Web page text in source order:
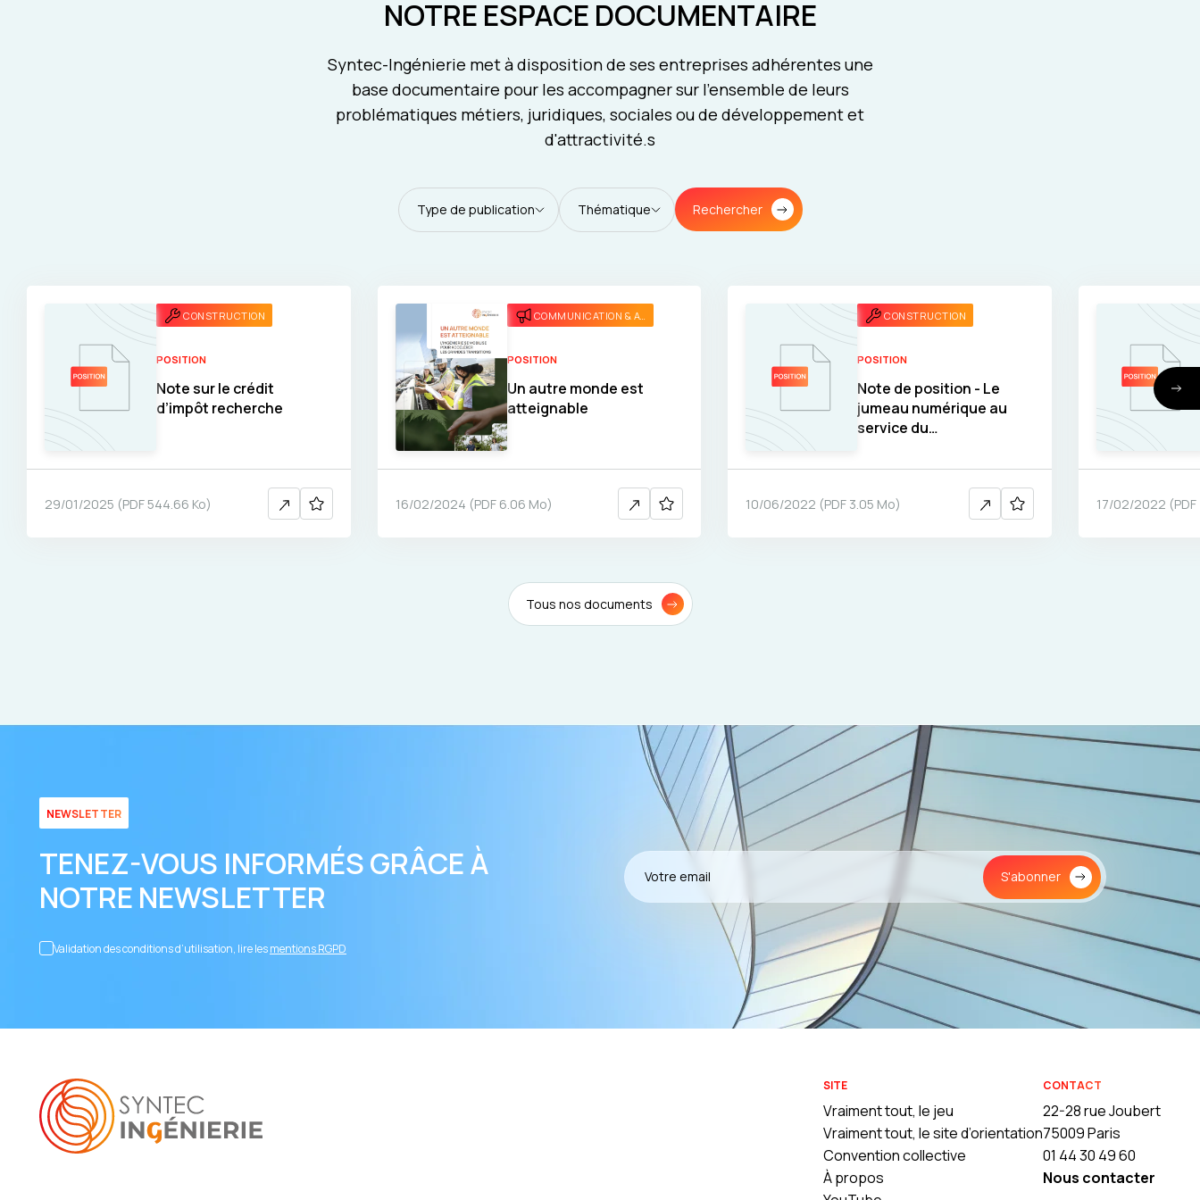
NOTRE ESPACE DOCUMENTAIRE
Syntec-Ingénierie met à disposition de ses entreprises adhérentes une
base documentaire pour les accompagner sur l'ensemble de leurs
problématiques métiers, juridiques, sociales ou de développement et
d'attractivité.s
Type de publication Thématique Rechercher
CONSTRUCTION
POSITION
Note sur le crédit
d’impôt recherche
29/01/2025 (PDF544.66 Ko)
COMMUNICATION & ATTRACTIVITÉ
POSITION
Un autre monde est
atteignable
16/02/2024 (PDF 6.06 Mo)
CONSTRUCTION
POSITION
Note de position - Le
jumeau numérique au
service du
climatique
10/06/2022 (PDF 3.05 Mo) 17/02/2022 (PDF
Tous nos documents
NEWSLETTER
TENEZ-VOUS INFORMÉS GRÂCE À
NOTRE NEWSLETTER
Validation des conditions d’utilisation, lire lesmentions RGPD
S'abonner
SITE
Vraiment tout, le jeu
Vraiment tout, le site d’orientation
Convention collective
À propos
CONTACT
22-28 rue Joubert
75009 Paris
01 44 30 49 60
Nous contacter